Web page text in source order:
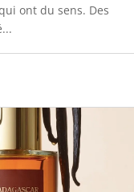
ont du sens. Des